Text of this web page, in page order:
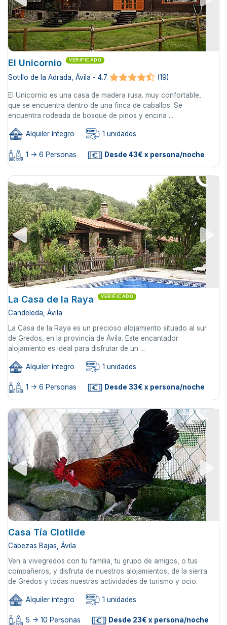
El Unicornio VERIFICADO
Sotillo de la Adrada, Ávila - 4.7 (19)
El Unicornio es una casa de madera rusa. muy confortable,
que se encuentra dentro de una finca de caballos. Se
encuentra rodeada de bosque de pinos y encina ...
Alquiler íntegro 1 unidades
1 -> 6 Personas Desde 43€ x persona/noche
La Casa de la Raya VERIFICADO
Candeleda, Ávila
La Casa de la Raya es un precioso alojamiento situado al sur
de Gredos, en la provincia de Ávila. Este encantador
alojamiento es ideal para disfrutar de un ...
Alquiler íntegro 1 unidades
1 -> 6 Personas Desde 33€ x persona/noche
Casa Tía Clotilde
Cabezas Bajas, Ávila
Ven a vivegredos con tu familia, tu grupo de amigos, o tus
compañeros, y disfruta de nuestros alojamientos, de la sierra
de Gredos y todas nuestras actividades de turismo y ocio.
Alquiler íntegro 1 unidades
5 -> 10 Personas Desde 23€ x persona/noche